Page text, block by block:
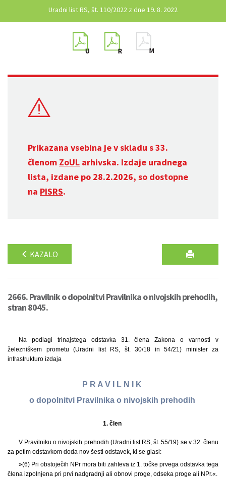
Uradni list RS, št. 110/2022 z dne 19. 8. 2022
Prikazana vsebina je v skladu s 33.
členom ZoUL arhivska. Izdaje uradnega
lista, izdane po 28.2.2026, so dostopne
na PISRS.
KAZALO
2666. Pravilnik o dopolnitvi Pravilnika o nivojskih prehodih,
stran 8045.
Na podlagi trinajstega odstavka 31. člena Zakona o varnosti v
železniškem prometu (Uradni list RS, št. 30/18 in 54/21) minister za
infrastrukturo izdaja
P R A V I L N I K
o dopolnitvi Pravilnika o nivojskih prehodih
1. člen
V Pravilniku o nivojskih prehodih (Uradni list RS, št. 55/19) se v 32. členu
za petim odstavkom doda nov šesti odstavek, ki se glasi:
»(6) Pri obstoječih NPr mora biti zahteva iz 1. točke prvega odstavka tega
člena izpolnjena pri prvi nadgradnji ali obnovi proge, odseka proge ali NPr.«.